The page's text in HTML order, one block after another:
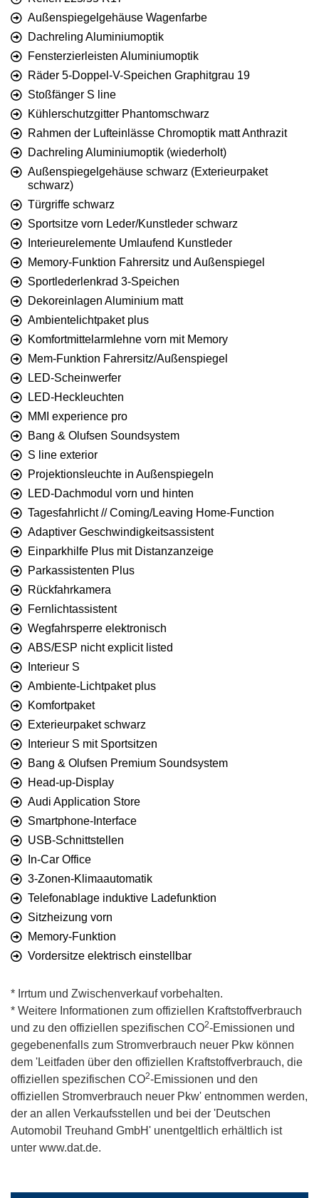
Außenspiegelgehäuse Wagenfarbe
Dachreling Aluminiumoptik
Fensterzierleisten Aluminiumoptik
Räder 5-Doppel-V-Speichen Graphitgrau 19
Stoßfänger S line
Kühlerschutzgitter Phantomschwarz
Rahmen der Lufteinlässe Chromoptik matt Anthrazit
Dachreling Aluminiumoptik (wiederholt)
Außenspiegelgehäuse schwarz (Exterieurpaket
schwarz)
Türgriffe schwarz
Sportsitze vorn Leder/Kunstleder schwarz
Interieurelemente Umlaufend Kunstleder
Memory-Funktion Fahrersitz und Außenspiegel
Sportlederlenkrad 3-Speichen
Dekoreinlagen Aluminium matt
Ambientelichtpaket plus
Komfortmittelarmlehne vorn mit Memory
Mem-Funktion Fahrersitz/Außenspiegel
LED-Scheinwerfer
LED-Heckleuchten
MMI experience pro
Bang & Olufsen Soundsystem
S line exterior
Projektionsleuchte in Außenspiegeln
LED-Dachmodul vorn und hinten
Tagesfahrlicht // Coming/Leaving Home-Function
Adaptiver Geschwindigkeitsassistent
Einparkhilfe Plus mit Distanzanzeige
Parkassistenten Plus
Rückfahrkamera
Fernlichtassistent
Wegfahrsperre elektronisch
ABS/ESP nicht explicit listed
Interieur S
Ambiente-Lichtpaket plus
Komfortpaket
Exterieurpaket schwarz
Interieur S mit Sportsitzen
Bang & Olufsen Premium Soundsystem
Head-up-Display
Audi Application Store
Smartphone-Interface
USB-Schnittstellen
In-Car Office
3-Zonen-Klimaautomatik
Telefonablage induktive Ladefunktion
Sitzheizung vorn
Memory-Funktion
Vordersitze elektrisch einstellbar
* Irrtum und Zwischenverkauf vorbehalten.
* Weitere Informationen zum offiziellen Kraftstoffverbrauch
und zu den offiziellen spezifischen CO2-Emissionen und
gegebenenfalls zum Stromverbrauch neuer Pkw können
dem 'Leitfaden über den offiziellen Kraftstoffverbrauch, die
offiziellen spezifischen CO2-Emissionen und den
offiziellen Stromverbrauch neuer Pkw' entnommen werden,
der an allen Verkaufsstellen und bei der 'Deutschen
Automobil Treuhand GmbH' unentgeltlich erhältlich ist
unter www.dat.de.